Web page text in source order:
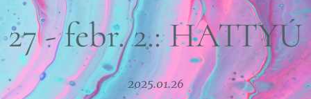
27 - febr. 2.: HATTYÚ
2025.01.26